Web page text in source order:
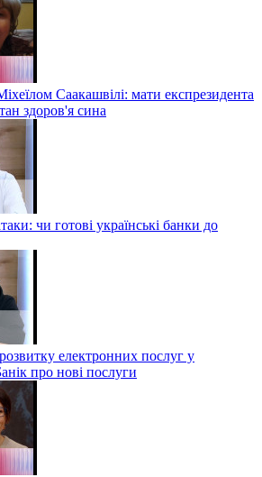
Саакашвілі: мати експрезидента
здоров'я сина
чи готові українські банки до
електронних послуг у
про нові послуги